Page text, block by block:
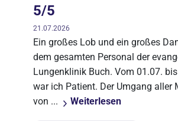
5/5
21.07.2026
Ein großes Lob und ein großes
dem gesamten Personal der
Lungenklinik Buch. Vom 01.07.
war ich Patient. Der Umgang aller
von ...
Weiterlesen